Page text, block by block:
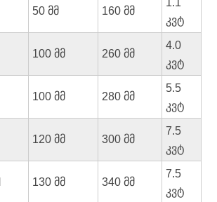
50 მმ 160 მმ
კვტ
100 მმ 260 მმ
4.0
კვტ
100 მმ 280 მმ
5.5
კვტ
120 მმ 300 მმ
7.5
კვტ
130 მმ 340 მმ
7.5
კვტ